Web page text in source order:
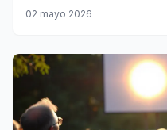
local y reducir traslados.
02 mayo 2026